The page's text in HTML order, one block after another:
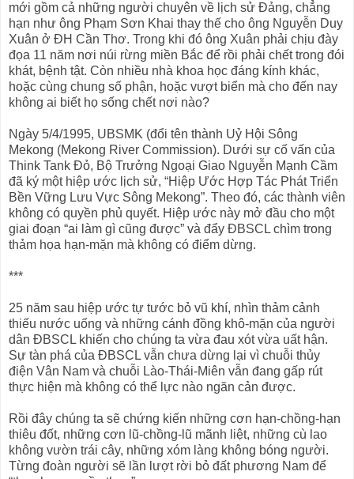
mới gồm cả những người chuyên về lịch sử Đảng, chẳng
hạn như ông Phạm Sơn Khai thay thế cho ông Nguyễn Duy
Xuân ở ĐH Cần Thơ. Trong khi đó ông Xuân phải chịu đày
đọa 11 năm nơi núi rừng miền Bắc để rồi phải chết trong đói
khát, bệnh tật. Còn nhiều nhà khoa học đáng kính khác,
hoặc cùng chung số phận, hoặc vượt biển mà cho đến nay
không ai biết họ sống chết nơi nào?
Ngày 5/4/1995, UBSMK (đổi tên thành Uỷ Hội Sông
Mekong (Mekong River Commission). Dưới sự cố vấn của
Think Tank Đỏ, Bộ Trưởng Ngoại Giao Nguyễn Mạnh Cầm
đã ký một hiệp ước lịch sử, “Hiệp Ước Hợp Tác Phát Triển
Bền Vững Lưu Vực Sông Mekong”. Theo đó, các thành viên
không có quyền phủ quyết. Hiệp ước này mở đầu cho một
giai đoạn “ai làm gì cũng được” và đẩy ĐBSCL chìm trong
thảm họa hạn-mặn mà không có điểm dừng.
***
25 năm sau hiệp ước tự tước bỏ vũ khí, nhìn thảm cảnh
thiếu nước uống và những cánh đồng khô-mặn của người
dân ĐBSCL khiến cho chúng ta vừa đau xót vừa uất hận.
Sự tàn phá của ĐBSCL vẫn chưa dừng lại vì chuỗi thủy
điện Vân Nam và chuỗi Lào-Thái-Miên vẫn đang gấp rút
thực hiện mà không có thể lực nào ngăn cản được.
Rồi đây chúng ta sẽ chứng kiến những cơn hạn-chồng-hạn
thiêu đốt, những cơn lũ-chồng-lũ mãnh liệt, những cù lao
không vườn trái cây, những xóm làng không bóng người.
Từng đoàn người sẽ lần lượt rời bỏ đất phương Nam để